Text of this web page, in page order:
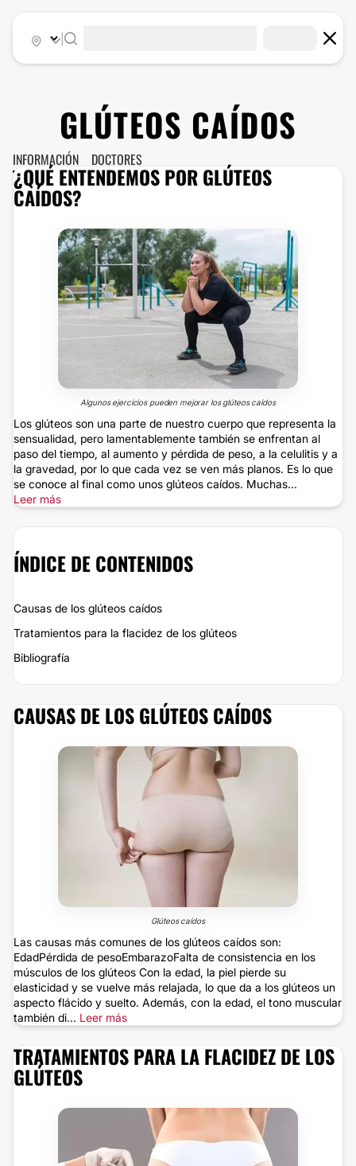
GLÚTEOS CAÍDOS
INFORMACIÓN DOCTORES
¿QUÉ ENTENDEMOS POR GLÚTEOS
CAÍDOS?
Algunos ejercicios pueden mejorar los glúteos caídos
Los glúteos son una parte de nuestro cuerpo que representa la
sensualidad, pero lamentablemente también se enfrentan al
paso del tiempo, al aumento y pérdida de peso, a la celulitis y a
la gravedad, por lo que cada vez se ven más planos. Es lo que
se conoce al final como unos glúteos caídos. Muchas...
Leer más
ÍNDICE DE CONTENIDOS
Causas de los glúteos caídos
Tratamientos para la flacidez de los glúteos
Bibliografía
CAUSAS DE LOS GLÚTEOS CAÍDOS
Glúteos caídos
Las causas más comunes de los glúteos caídos son:
EdadPérdida de pesoEmbarazoFalta de consistencia en los
músculos de los glúteos Con la edad, la piel pierde su
elasticidad y se vuelve más relajada, lo que da a los glúteos un
aspecto flácido y suelto. Además, con la edad, el tono muscular
también di... Leer más
TRATAMIENTOS PARA LA FLACIDEZ DE LOS
GLÚTEOS